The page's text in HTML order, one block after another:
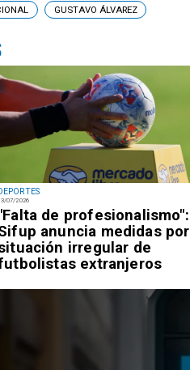
07/2026
de profesionalismo":
anuncia medidas por
irregular de
extranjeros
GUSTAVO ÁLVAREZ